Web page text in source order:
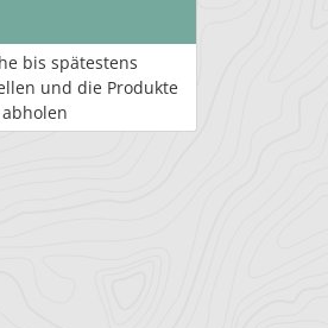
bis spätestens
und die Produkte